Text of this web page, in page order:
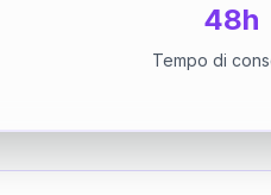
48h
Tempo di